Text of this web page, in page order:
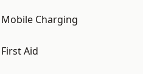
Mobile Charging
First Aid